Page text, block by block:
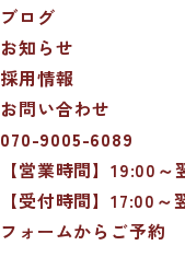
ブログ
お知らせ
採用情報
お問い合わせ
070-9005-6089
【営業時間】19:00～
【受付時間】17:00～
フォームからご予約